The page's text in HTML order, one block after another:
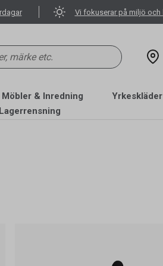
Vi fokuserar på miljö och
Möbler & Inredning
Lagerrensning